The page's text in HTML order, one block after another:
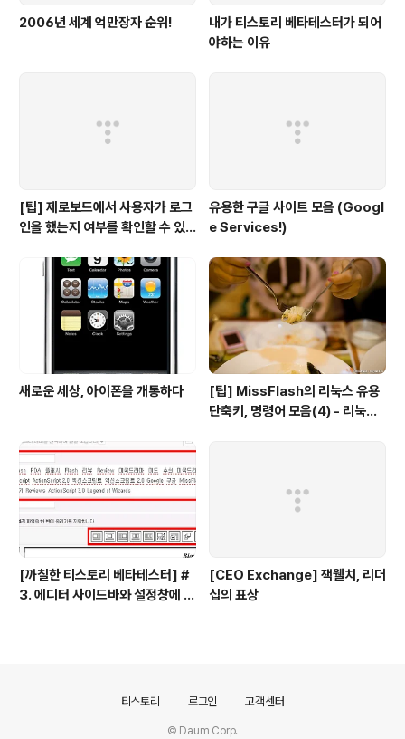
2006년 세계 억만장자 순위!
내가 티스토리 베타테스터가 되어
야하는 이유
[팁] 제로보드에서 사용자가 로그
인을 했는지 여부를 확인할 수 있
유용한 구글 사이트 모음 (Googl
e Services!)
새로운 세상, 아이폰을 개통하다
[팁] MissFlash의 리눅스 유용
단축키, 명령어 모음(4) - 리눅스
[까칠한 티스토리 베타테스터] #
3. 에디터 사이드바와 설정창에 대
[CEO Exchange] 잭웰치, 리더
십의 표상
티스토리 로그인 고객센터
© Daum Corp.